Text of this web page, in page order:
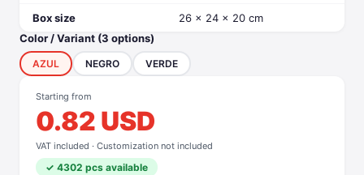
Box size
26 x 24 x 20 cm
Color / Variant (3 options)
AZUL NEGRO VERDE
Starting from
0.82 USD
VAT included · Customization not included
✓ 4302 pcs available